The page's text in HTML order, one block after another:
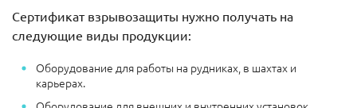
Сертификат взрывозащиты нужно получать на
следующие виды продукции:
Оборудование для работы на рудниках, в шахтах и
карьерах.